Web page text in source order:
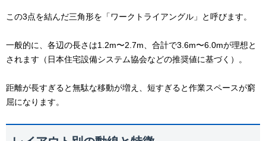
この3点を結んだ三角形を「ワークトライアングル」と呼びます。
一般的に、各辺の長さは1.2m〜2.7m、合計で3.6m〜6.0mが理想と
されます（日本住宅設備システム協会などの推奨値に基づく）。
距離が長すぎると無駄な移動が増え、短すぎると作業スペースが窮
屈になります。